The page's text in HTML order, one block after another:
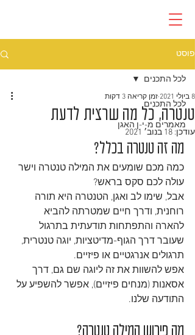
פוסט
לכל התכנים
מאמרים מ-י-ן האגן
לכל התכנים
טנטרה, כל מה שרצית לדעת
8 ביולי 2021 זמן קריאה 3 דקות
עודכן: 18 בנוב׳ 2021
מה זה טנטרה בכלל?
כמה מכם שומעים את המילה טנטרה וישר
עולה לכם סקס בראש?
אבל, שימו לב ואגן, הטנטרה היא תורה
רוחנית, ודרך חיים שמטרתה להביא
להארה והתפתחות תודעתית בתרגול
שעובר דרך הגוף-מדיטציות, יוגה טנטרית,
תרגולים אנרגטיים או פיזיים.
אפש להשוות את זה ליוגה שם גם, דרך
אסאנות (מנחים פיזיים), אפשר להשפיע על
התודעה שלנו.